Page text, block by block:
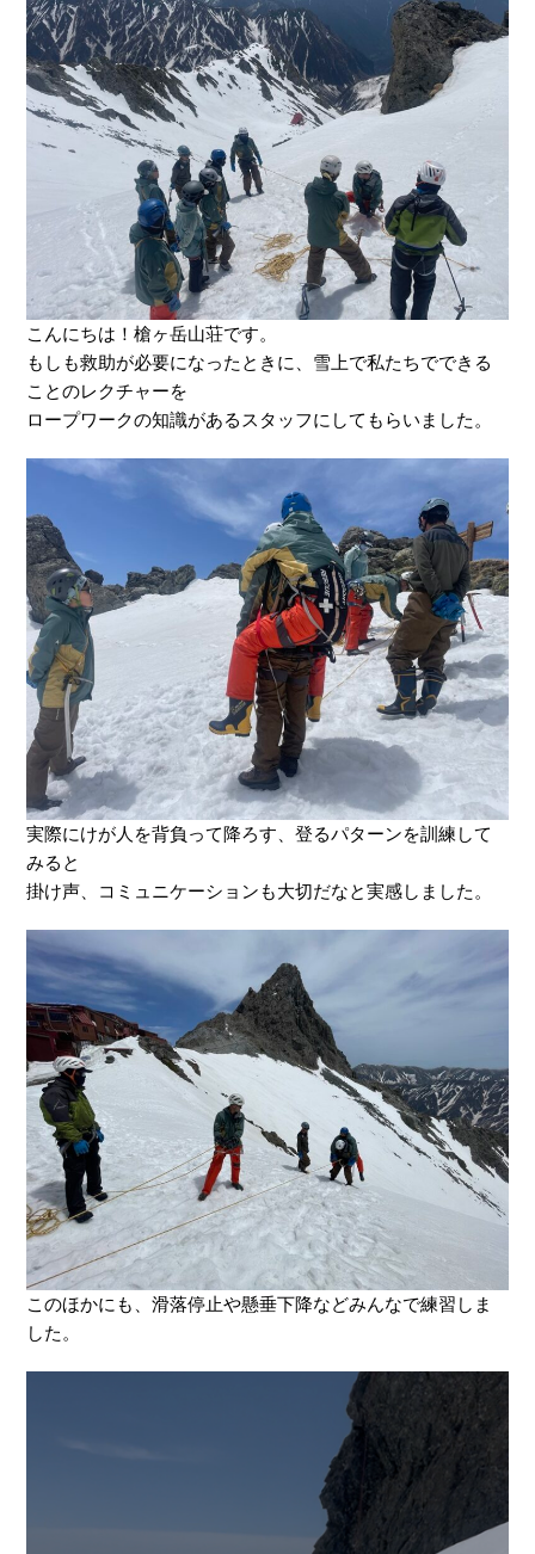
こんにちは！槍ヶ岳山荘です。
もしも救助が必要になったときに、雪上で私たちでできる
ことのレクチャーを
ロープワークの知識があるスタッフにしてもらいました。
実際にけが人を背負って降ろす、登るパターンを訓練して
みると
掛け声、コミュニケーションも大切だなと実感しました。
このほかにも、滑落停止や懸垂下降などみんなで練習しま
した。